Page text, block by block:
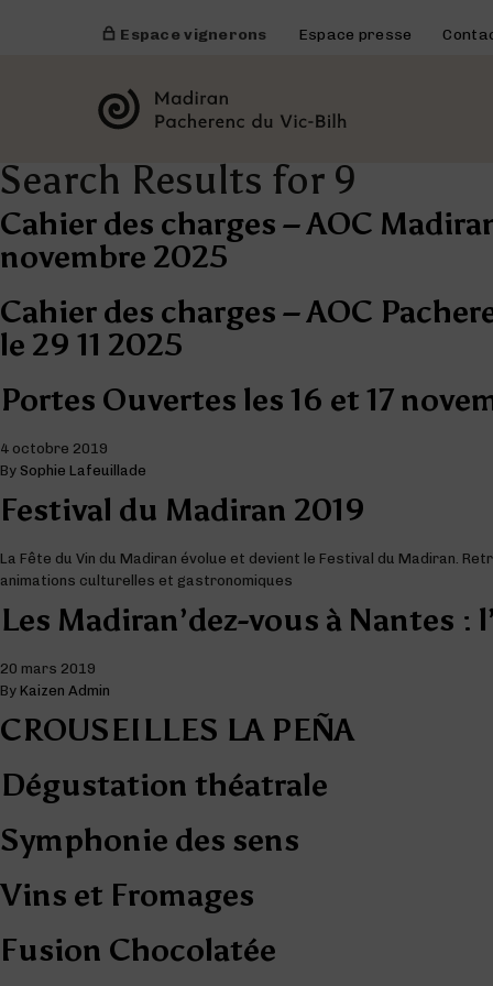
Espace vignerons Espace presse
Search Results for 9
Cahier des charges – AOC
novembre 2025
Cahier des charges – AOC
le 29 11 2025
Portes Ouvertes les 16 et 17
4 octobre 2019
By Sophie Lafeuillade
Festival du Madiran 2019
La Fête du Vin du Madiran évolue et devient le Festival du Madiran.
animations culturelles et gastronomiques
Les Madiran’dez-vous à Nantes :
20 mars 2019
By Kaizen Admin
CROUSEILLES LA PEÑA
Dégustation théatrale
Symphonie des sens
Vins et Fromages
Fusion Chocolatée